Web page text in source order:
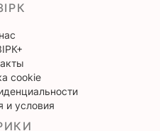
cookie
и условия